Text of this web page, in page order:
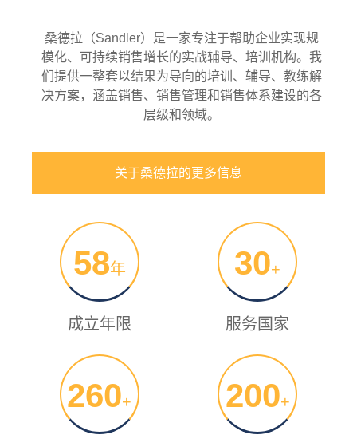
桑德拉（Sandler）是一家专注于帮助企业实现规
模化、可持续销售增长的实战辅导、培训机构。我
们提供一整套以结果为导向的培训、辅导、教练解
决方案，涵盖销售、销售管理和销售体系建设的各
层级和领域。
关于桑德拉的更多信息
58年
成立年限
30+
服务国家
260+ 200+